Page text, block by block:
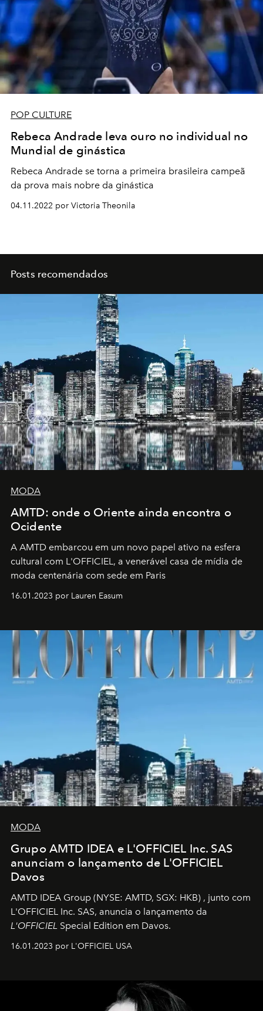
POP CULTURE
Rebeca Andrade leva ouro no individual no
Mundial de ginástica
Rebeca Andrade se torna a primeira brasileira campeã
da prova mais nobre da ginástica
04.11.2022 por Victoria Theonila
Posts recomendados
MODA
AMTD: onde o Oriente ainda encontra o
Ocidente
A AMTD embarcou em um novo papel ativo na esfera
cultural com L'OFFICIEL, a venerável casa de mídia de
moda centenária com sede em Paris
16.01.2023 por Lauren Easum
MODA
Grupo AMTD IDEA e L'OFFICIEL Inc. SAS
anunciam o lançamento de L'OFFICIEL
Davos
AMTD IDEA Group (NYSE: AMTD, SGX: HKB) , junto com
L'OFFICIEL Inc. SAS, anuncia o lançamento da
L'OFFICIEL Special Edition em Davos.
16.01.2023 por L'OFFICIEL USA